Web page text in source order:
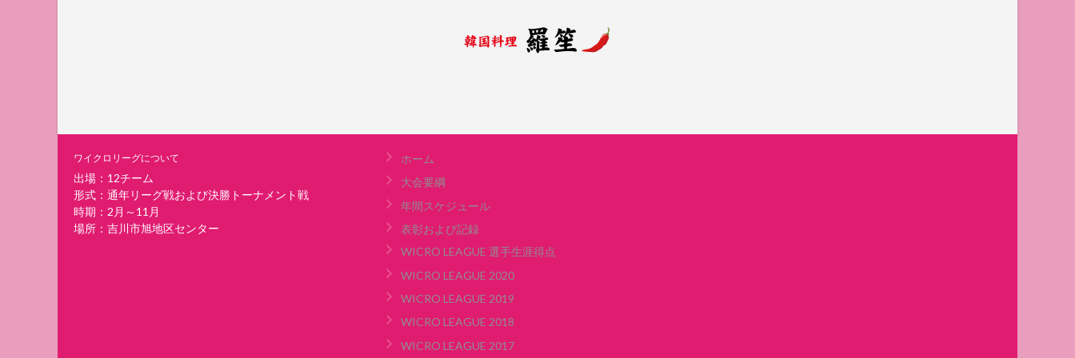
ワイクロリーグについて
出場：12チーム
形式：通年リーグ戦および決勝トーナメント戦
時期：2月～11月
場所：吉川市旭地区センター
ホーム
大会要綱
年間スケジュール
表彰および記録
WICRO LEAGUE 選手生涯得点
WICRO LEAGUE 2020
WICRO LEAGUE 2019
WICRO LEAGUE 2018
WICRO LEAGUE 2017